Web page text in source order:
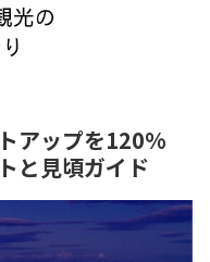
アップを120%
と見頃ガイド